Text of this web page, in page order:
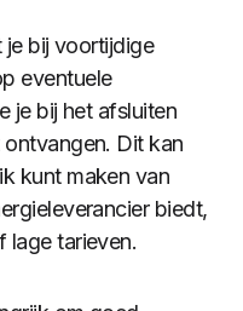
je bij voortijdige
eventuele
je bij het afsluiten
Dit kan
kunt maken van
biedt,
lage tarieven.